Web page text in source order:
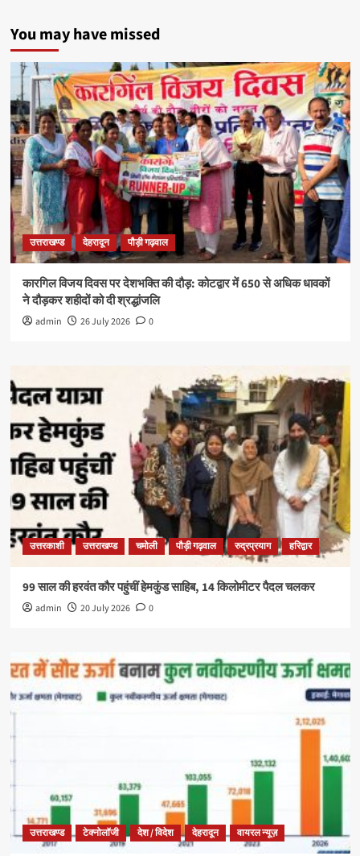
You may have missed
उत्तराखण्ड देहरादून पौड़ी गढ़वाल
कारगिल विजय दिवस पर देशभक्ति की दौड़: कोटद्वार में 650 से अधिक धावकों
ने दौड़कर शहीदों को दी श्रद्धांजलि
admin 26 July 2026 0
उत्तरकाशी उत्तराखण्ड चमोली पौड़ी गढ़वाल रुद्रप्रयाग हरिद्वार
99 साल की हरवंत कौर पहुंचीं हेमकुंड साहिब, 14 किलोमीटर पैदल चलकर
admin 20 July 2026 0
उत्तराखण्ड टेक्नोलॉजी देश / विदेश देहरादून वायरल न्यूज़